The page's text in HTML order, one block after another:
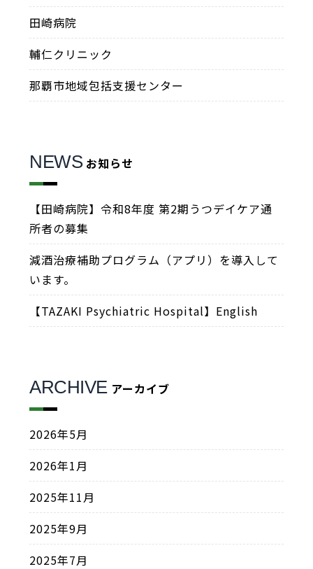
田崎病院
輔仁クリニック
那覇市地域包括支援センター
NEWS お知らせ
【田崎病院】令和8年度 第2期うつデイケア通
所者の募集
減酒治療補助プログラム（アプリ）を導入して
います。
【TAZAKI Psychiatric Hospital】English
ARCHIVE アーカイブ
2026年5月
2026年1月
2025年11月
2025年9月
2025年7月